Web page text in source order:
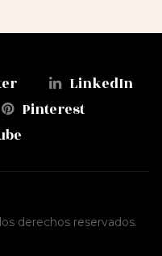
LinkedIn
Pinterest
derechos reservados.